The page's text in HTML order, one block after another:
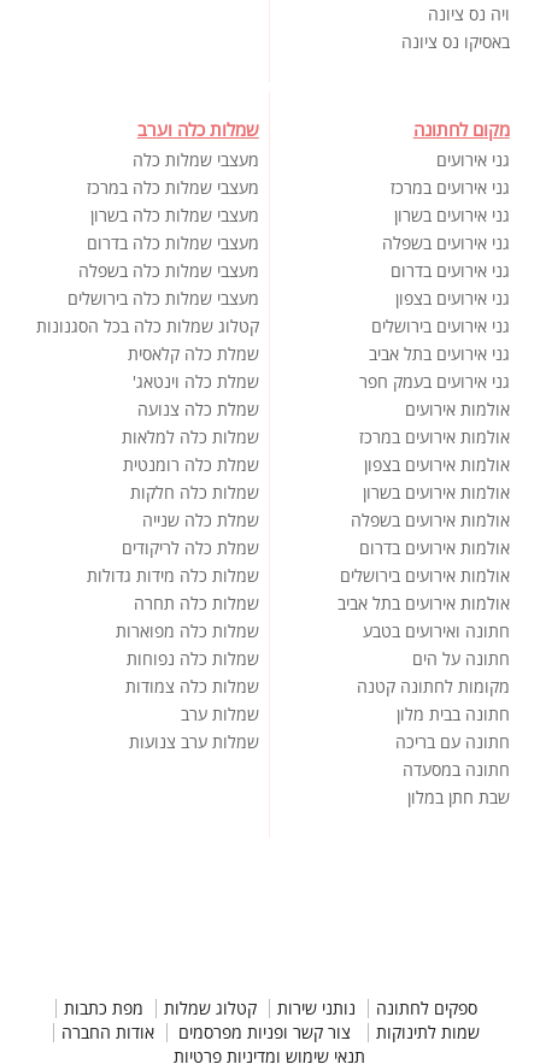
ויה נס ציונה
באסיקו נס ציונה
מקום לחתונה
גני אירועים
גני אירועים במרכז
גני אירועים בשרון
גני אירועים בשפלה
גני אירועים בדרום
גני אירועים בצפון
גני אירועים בירושלים
גני אירועים בתל אביב
גני אירועים בעמק חפר
אולמות אירועים
אולמות אירועים במרכז
אולמות אירועים בצפון
אולמות אירועים בשרון
אולמות אירועים בשפלה
אולמות אירועים בדרום
אולמות אירועים בירושלים
אולמות אירועים בתל אביב
חתונה ואירועים בטבע
חתונה על הים
מקומות לחתונה קטנה
חתונה בבית מלון
חתונה עם בריכה
חתונה במסעדה
שבת חתן במלון
שמלות כלה וערב
מעצבי שמלות כלה
מעצבי שמלות כלה במרכז
מעצבי שמלות כלה בשרון
מעצבי שמלות כלה בדרום
מעצבי שמלות כלה בשפלה
מעצבי שמלות כלה בירושלים
קטלוג שמלות כלה בכל הסגנונות
שמלת כלה קלאסית
שמלת כלה וינטאג'
שמלת כלה צנועה
שמלות כלה למלאות
שמלת כלה רומנטית
שמלות כלה חלקות
שמלת כלה שנייה
שמלת כלה לריקודים
שמלות כלה מידות גדולות
שמלות כלה תחרה
שמלות כלה מפוארות
שמלות כלה נפוחות
שמלות כלה צמודות
שמלות ערב
שמלות ערב צנועות
ספקים לחתונה נותני שירות קטלוג שמלות
מפת כתבות
שמות לתינוקות
צור קשר ופניות מפרסמים
אודות החברה
תנאי שימוש ומדיניות פרטיות